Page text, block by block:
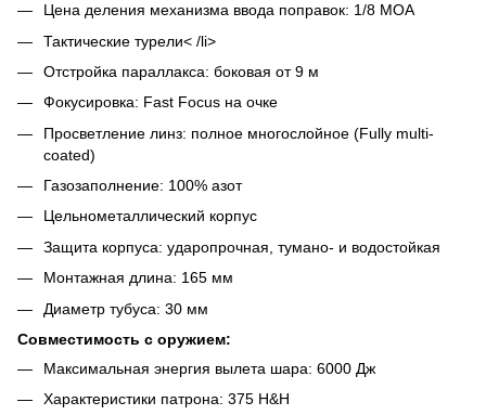
Цена деления механизма ввода поправок: 1/8 MOA
Тактические турели< /li>
Отстройка параллакса: боковая от 9 м
Фокусировка: Fast Focus на очке
Просветление линз: полное многослойное (Fully multi-
coated)
Газозаполнение: 100% азот
Цельнометаллический корпус
Защита корпуса: ударопрочная, тумано- и водостойкая
Монтажная длина: 165 мм
Диаметр тубуса: 30 мм
Совместимость с оружием:
Максимальная энергия вылета шара: 6000 Дж
Характеристики патрона: 375 H&H